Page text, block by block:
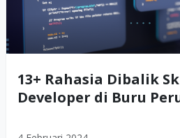
13+ Rahasia Dibalik
Developer di Buru